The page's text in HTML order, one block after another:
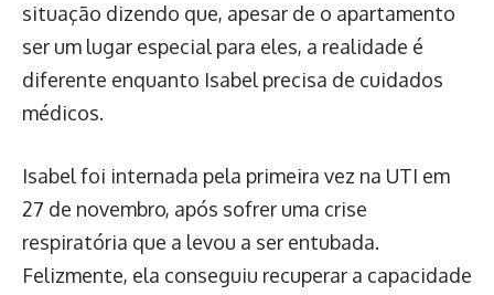
situação dizendo que, apesar de o apartamento
ser um lugar especial para eles, a realidade é
diferente enquanto Isabel precisa de cuidados
médicos.
Isabel foi internada pela primeira vez na UTI em
27 de novembro, após sofrer uma crise
respiratória que a levou a ser entubada.
Felizmente, ela conseguiu recuperar a capacidade